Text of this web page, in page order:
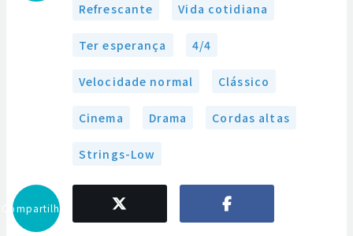
Refrescante Vida cotidiana
Ter esperança 4/4
Velocidade normal Clássico
Cinema Drama Cordas altas
Strings-Low
Compartilhar